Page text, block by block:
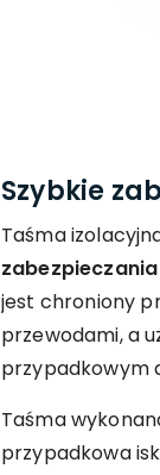
Szybkie
Taśma
jest chroniony
przewodami, a
przypadkowym
Taśma
przypadkowa